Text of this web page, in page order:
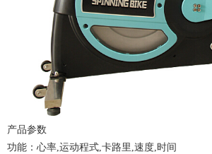
产品参数
功能：心率,运动程式,卡路里,速度,时间